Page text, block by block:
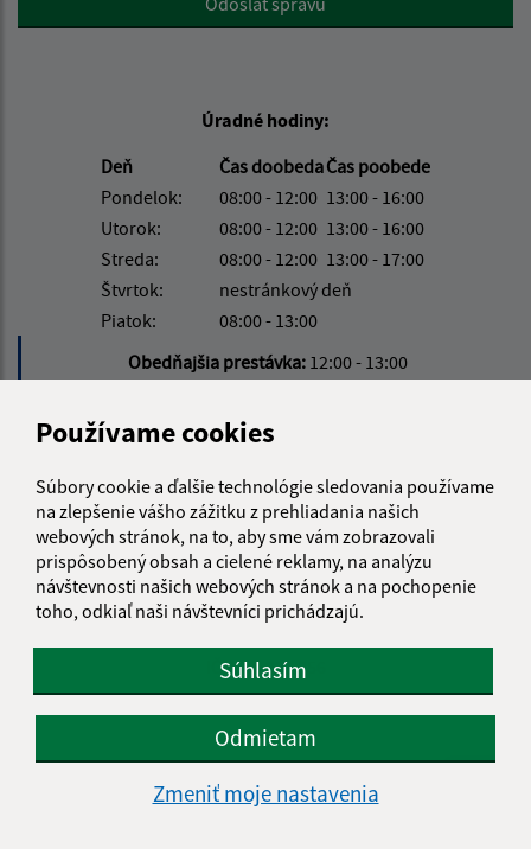
Používame cookies
Súbory cookie a ďalšie technológie sledovania používame
na zlepšenie vášho zážitku z prehliadania našich
webových stránok, na to, aby sme vám zobrazovali
prispôsobený obsah a cielené reklamy, na analýzu
návštevnosti našich webových stránok a na pochopenie
toho, odkiaľ naši návštevníci prichádzajú.
Súhlasím
Odmietam
Zmeniť moje nastavenia
Úradné hodiny:
Deň
Čas doobedaČas poobede
Pondelok:
08:00 - 12:00 13:00 - 16:00
Utorok:
08:00 - 12:00 13:00 - 16:00
Streda:
08:00 - 12:00 13:00 - 17:00
Štvrtok:
nestránkový deň
Piatok:
08:00 - 13:00
Obedňajšia prestávka: 12:00 - 13:00
Kontakt:
Obecný úrad Pribeník
Petőfiho 276
076 51 Pribeník
info@pribenik.sk
+421 911 990 804
IČO: 00 331 856